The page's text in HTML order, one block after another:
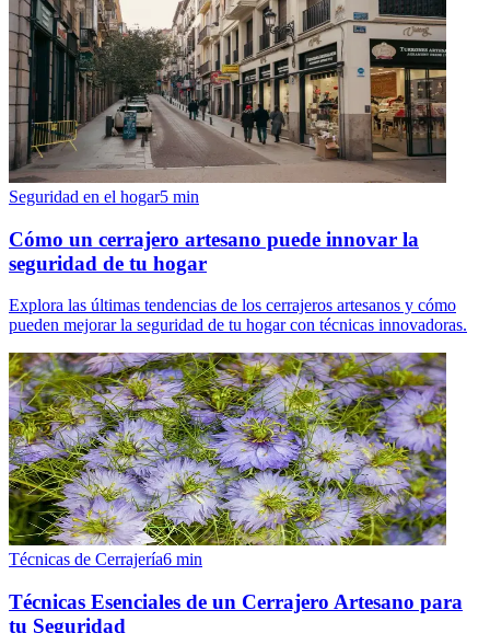
Seguridad en el hogar5 min
Cómo un cerrajero artesano puede innovar la
seguridad de tu hogar
Explora las últimas tendencias de los cerrajeros artesanos y cómo
pueden mejorar la seguridad de tu hogar con técnicas innovadoras.
Técnicas de Cerrajería6 min
Técnicas Esenciales de un Cerrajero Artesano para
tu Seguridad